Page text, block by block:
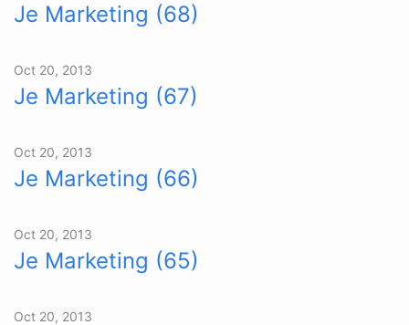
Je Marketing (68)
Oct 20, 2013
Je Marketing (67)
Oct 20, 2013
Je Marketing (66)
Oct 20, 2013
Je Marketing (65)
Oct 20, 2013